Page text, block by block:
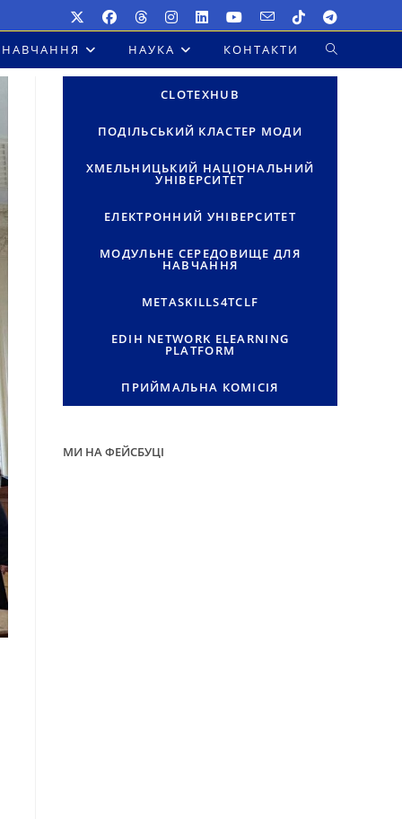
НАВЧАННЯ НАУКА КОНТАКТИ
CLOTEXHUB
ПОДІЛЬСЬКИЙ КЛАСТЕР МОДИ
ХМЕЛЬНИЦЬКИЙ НАЦІОНАЛЬНИЙ
УНІВЕРСИТЕТ
ЕЛЕКТРОННИЙ УНІВЕРСИТЕТ
МОДУЛЬНЕ СЕРЕДОВИЩЕ ДЛЯ
НАВЧАННЯ
METASKILLS4TCLF
EDIH NETWORK ELEARNING
PLATFORM
ПРИЙМАЛЬНА КОМІСІЯ
МИ НА ФЕЙСБУЦІ